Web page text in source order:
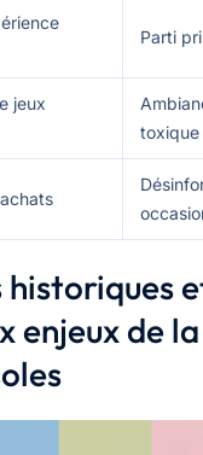
Parti
jeux
toxique
historiques
enjeux de